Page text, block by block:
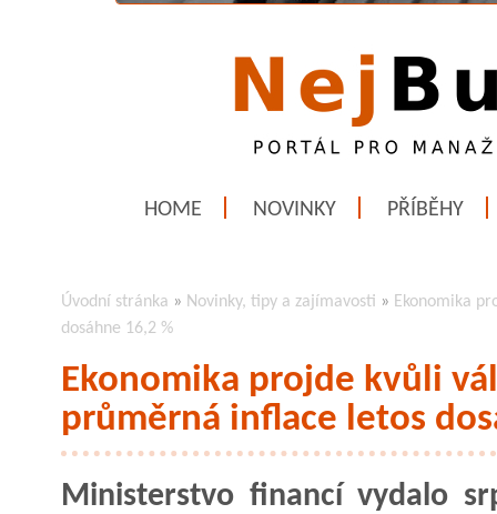
HOME NOVINKY PŘÍBĚHY
Úvodní stránka » Novinky, tipy a zajímavosti » Ekonomika
dosáhne 16,2 %
Ekonomika projde kvůli
průměrná inflace letos
Ministerstvo financí vydalo